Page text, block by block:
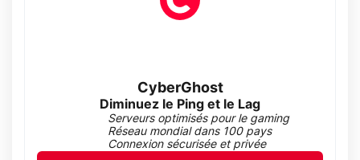
CyberGhost
Diminuez le Ping et le Lag
Serveurs optimisés pour le gaming
Réseau mondial dans 100 pays
Connexion sécurisée et privée